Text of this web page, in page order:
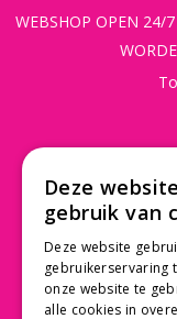
WEBSHOP OPEN 24/
Deze
gebruik van
Deze website
gebruikerservaring
onze website te
alle cookies in